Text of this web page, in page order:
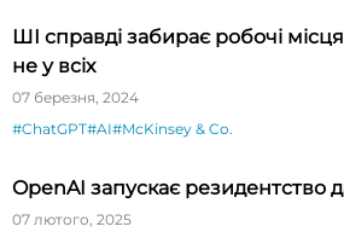
ШІ справді забирає робочі
не у всіх
07 березня, 2024
#ChatGPT#AI#McKinsey & Co.
OpenAI запускає резидентство
07 лютого, 2025